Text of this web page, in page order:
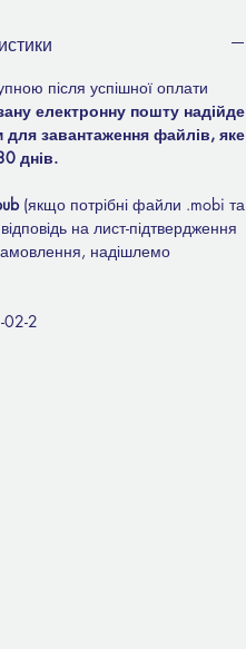
після успішної оплати
електронну пошту надійде
для завантаження файлів, яке
днів.
(якщо потрібні файли .mobi та
на лист-підтвердження
надішлемо
02-2